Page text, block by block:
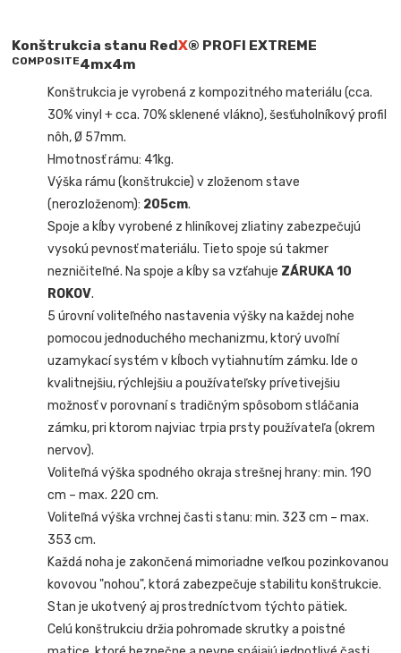
Konštrukcia stanu RedX® PROFI EXTREME
COMPOSITE4mx4m
Konštrukcia je vyrobená z kompozitného materiálu (cca.
30% vinyl + cca. 70% sklenené vlákno), šesťuholníkový profil
nôh, Ø 57mm.
Hmotnosť rámu: 41 kg.
Výška rámu (konštrukcie) v zloženom stave
(nerozloženom): 205cm.
Spoje a kĺby vyrobené z hliníkovej zliatiny zabezpečujú
vysokú pevnosť materiálu. Tieto spoje sú takmer
nezničiteľné. Na spoje a kĺby sa vzťahuje ZÁRUKA 10
ROKOV.
5 úrovní voliteľného nastavenia výšky na každej nohe
pomocou jednoduchého mechanizmu, ktorý uvoľní
uzamykací systém v kĺboch vytiahnutím zámku. Ide o
kvalitnejšiu, rýchlejšiu a používateľsky prívetivejšiu
možnosť v porovnaní s tradičným spôsobom stláčania
zámku, pri ktorom najviac trpia prsty používateľa (okrem
nervov).
Voliteľná výška spodného okraja strešnej hrany: min. 190
cm – max. 220 cm.
Voliteľná výška vrchnej časti stanu: min. 323 cm – max.
353 cm.
Každá noha je zakončená mimoriadne veľkou pozinkovanou
kovovou "nohou", ktorá zabezpečuje stabilitu konštrukcie.
Stan je ukotvený aj prostredníctvom týchto pätiek.
Celú konštrukciu držia pohromade skrutky a poistné